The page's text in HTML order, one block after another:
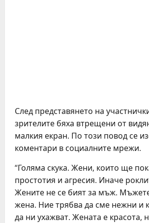
След представянето на
зрителите бяха втрещени от
малкия екран. По този повод се
коментари в социалните мрежи.
“Голяма скука. Жени, които ще
простотия и агресия. Иначе
Жените не се бият за мъж.
жена. Ние трябва да сме нежни и
да ни ухажват. Жената е красота,